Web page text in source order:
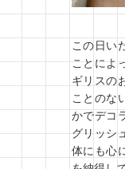
この日い
ことによ
ギリスの
ことのな
かでデコ
グリッシ
体にも心